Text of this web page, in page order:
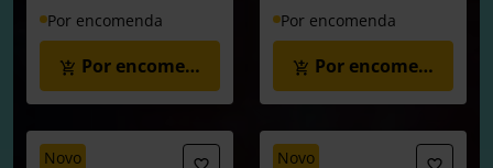
Por encomenda
Por encomenda
Por encomenda
Por encomenda
novo
novo